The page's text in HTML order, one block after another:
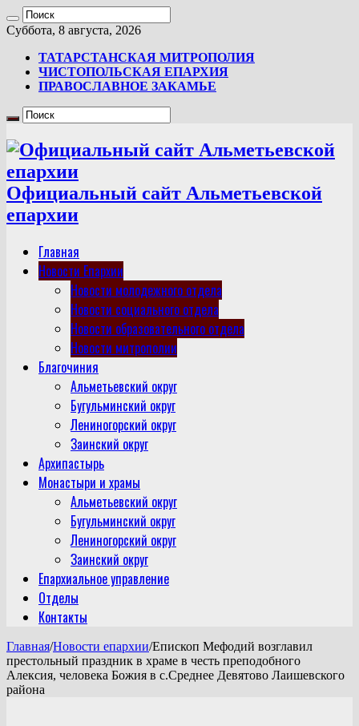
Суббота, 8 августа, 2026
ТАТАРСТАНСКАЯ МИТРОПОЛИЯ
ЧИСТОПОЛЬСКАЯ ЕПАРХИЯ
ПРАВОСЛАВНОЕ ЗАКАМЬЕ
Официальный сайт Альметьевской
епархии
Главная
Новости Епархии
Новости молодежного отдела
Новости социального отдела
Новости образовательного отдела
Новости митрополии
Благочиния
Альметьевский округ
Бугульминский округ
Лениногорский округ
Заинский округ
Архипастырь
Монастыри и храмы
Альметьевский округ
Бугульминский округ
Лениногорский округ
Заинский округ
Епархиальное управление
Отделы
Контакты
Главная/Новости епархии/Епископ Мефодий возглавил
престольный праздник в храме в честь преподобного
Алексия, человека Божия в с.Среднее Девятово Лаишевского
района